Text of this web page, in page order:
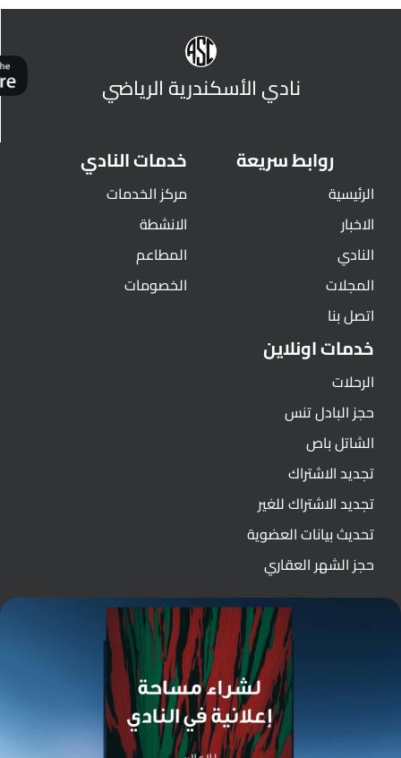
نادي الأسكندرية الرياضي
روابط سريعة
الرئيسية
الاخبار
النادي
المجلات
اتصل بنا
خدمات النادي
مركز الخدمات
الانشطة
المطاعم
الخصومات
خدمات اونلاين
الرحلات
حجز البادل تنس
الشاتل باص
تجديد الاشتراك
تجديد الاشتراك للغير
تحديث بيانات العضوية
حجز الشهر العقاري